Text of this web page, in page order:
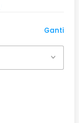
Ganti